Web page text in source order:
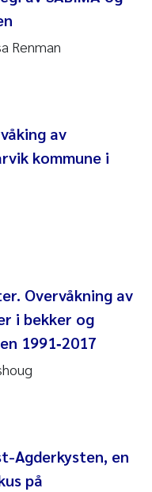
Renman
av
kommune i
Overvåkning av
i bekker og
1991‐2017
Agderkysten, en
på